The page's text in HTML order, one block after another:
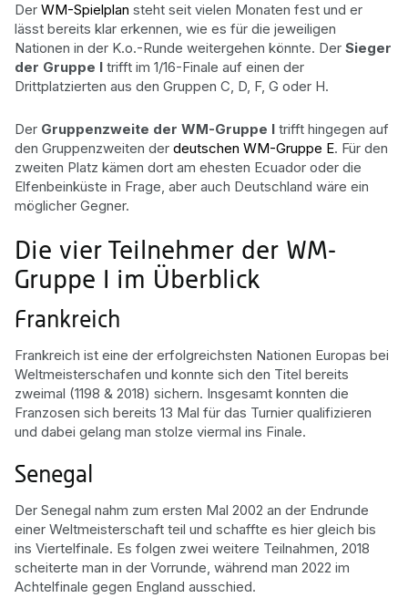
Der WM-Spielplan steht seit vielen Monaten fest und er
lässt bereits klar erkennen, wie es für die jeweiligen
Nationen in der K.o.-Runde weitergehen könnte. Der Sieger
der Gruppe I trifft im 1/16-Finale auf einen der
Drittplatzierten aus den Gruppen C, D, F, G oder H.
Der Gruppenzweite der WM-Gruppe I trifft hingegen auf
den Gruppenzweiten der deutschen WM-Gruppe E. Für den
zweiten Platz kämen dort am ehesten Ecuador oder die
Elfenbeinküste in Frage, aber auch Deutschland wäre ein
möglicher Gegner.
Die vier Teilnehmer der WM-
Gruppe I im Überblick
Frankreich
Frankreich ist eine der erfolgreichsten Nationen Europas bei
Weltmeisterschafen und konnte sich den Titel bereits
zweimal (1198 & 2018) sichern. Insgesamt konnten die
Franzosen sich bereits 13 Mal für das Turnier qualifizieren
und dabei gelang man stolze viermal ins Finale.
Senegal
Der Senegal nahm zum ersten Mal 2002 an der Endrunde
einer Weltmeisterschaft teil und schaffte es hier gleich bis
ins Viertelfinale. Es folgen zwei weitere Teilnahmen, 2018
scheiterte man in der Vorrunde, während man 2022 im
Achtelfinale gegen England ausschied.